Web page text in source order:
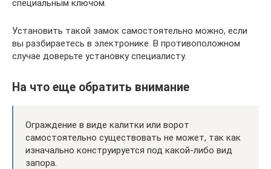
специальным ключом.
Установить такой замок самостоятельно можно, если
вы разбираетесь в электронике. В противоположном
случае доверьте установку специалисту.
На что еще обратить внимание
Ограждение в виде калитки или ворот
самостоятельно существовать не может, так как
изначально конструируется под какой-либо вид
запора.